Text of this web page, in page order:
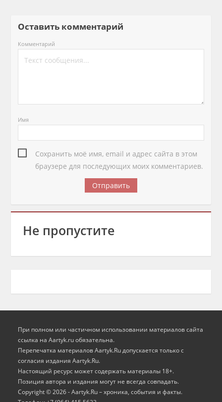
Оставить комментарий
Комментарий
Имя
Сохранить моё имя, email и адрес сайта в этом
браузере для последующих моих комментариев.
Не пропустите
При полном или частичном использовании материалов сайта
ссылка на Aartyk.ru oбязательна.
Перепечатка материалов Aartyk.Ru допускается только с
согласия издания Aartyk.Ru.
Настоящий ресурс может содержать материалы 18+.
Позиция автора и издания могут не всегда совпадать.
Copyright © 2026 - Aartyk.Ru – хроника, события и факты.